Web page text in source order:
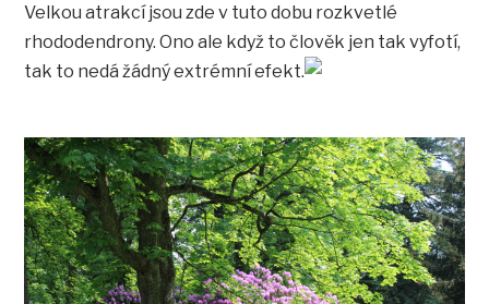
Velkou atrakcí jsou zde v tuto dobu rozkvetlé
rhododendrony. Ono ale když to člověk jen tak vyfotí,
tak to nedá žádný extrémní efekt.